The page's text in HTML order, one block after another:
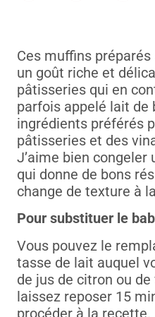
Ces muffins
un goût riche et
pâtisseries qui en
parfois appelé lait de
ingrédients préférés
pâtisseries et des
J’aime bien congeler
qui donne de bons
change de texture à
Pour substituer le
Vous pouvez le
tasse de lait auquel
de jus de citron ou
laissez reposer 15
procéder à la recette.